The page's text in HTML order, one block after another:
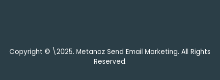
Copyright © \2025. Metanoz Send Email Marketing. All Rights
Reserved.